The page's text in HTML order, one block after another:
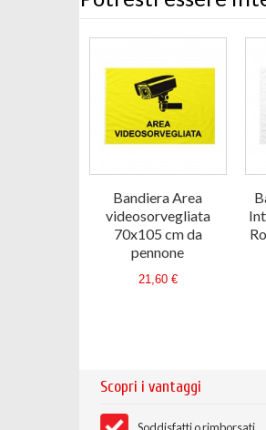
Bandiera Area
videosorvegliata
70x105 cm da
pennone
21,60 €
Scopri i vantaggi